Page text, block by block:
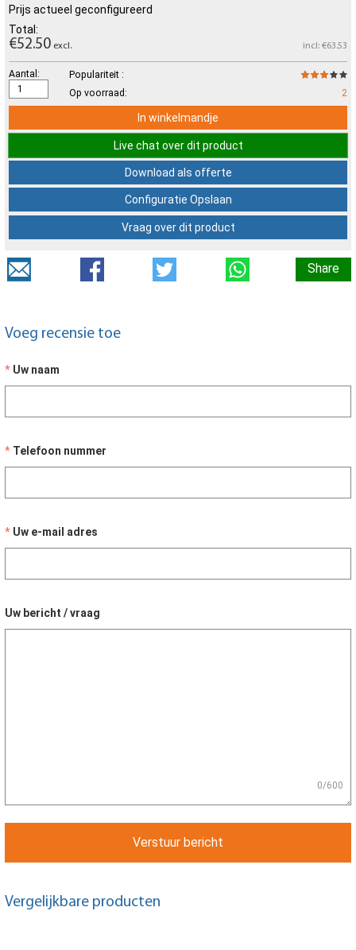
Prijs actueel geconfigureerd
Total:
€52.50 excl. incl: €63.53
Aantal:
Populariteit :
Op voorraad:
2
In winkelmandje
Live chat over dit product
Download als offerte
Configuratie Opslaan
Vraag over dit product
Share
Voeg recensie toe
Uw naam
Telefoon nummer
Uw e-mail adres
Uw bericht / vraag
0/600
Verstuur bericht
Vergelijkbare producten